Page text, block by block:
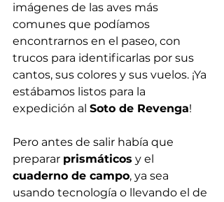
imágenes de las aves más
comunes que podíamos
encontrarnos en el paseo, con
trucos para identificarlas por sus
cantos, sus colores y sus vuelos. ¡Ya
estábamos listos para la
expedición al Soto de Revenga!
Pero antes de salir había que
preparar prismáticos y el
cuaderno de campo, ya sea
usando tecnología o llevando el de